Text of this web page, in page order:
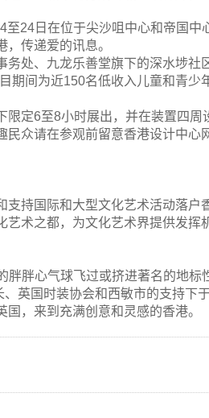
24日在位于尖沙咀中心和帝国中
传递爱的讯息。
处、九龙乐善堂旗下的深水埗社
期间为近150名低收入儿童和青少
限定6至8小时展出，并在装置四周
民众请在参观前留意香港设计中心
持国际和大型文化艺术活动落户
艺术之都，为文化艺术界提供发挥
胖心气球飞过或挤进著名的地标
英国时装协会和西敏市的支持下
，来到充满创意和灵感的香港。